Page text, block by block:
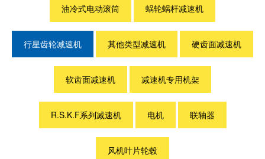
油冷式电动滚筒 蜗轮蜗杆减速机
行星齿轮减速机 其他类型减速机 硬齿面减速机
软齿面减速机 减速机专用机架
R.S.K.F系列减速机 电机 联轴器
风机叶片轮毂